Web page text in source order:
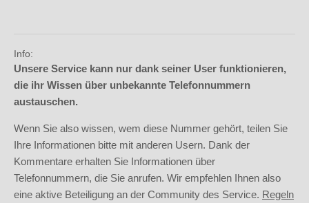
Info:
Unsere Service kann nur dank seiner User funktionieren,
die ihr Wissen über unbekannte Telefonnummern
austauschen.
Wenn Sie also wissen, wem diese Nummer gehört, teilen Sie
Ihre Informationen bitte mit anderen Usern. Dank der
Kommentare erhalten Sie Informationen über
Telefonnummern, die Sie anrufen. Wir empfehlen Ihnen also
eine aktive Beteiligung an der Community des Service. Regeln